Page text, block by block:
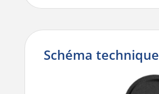
Schéma technique